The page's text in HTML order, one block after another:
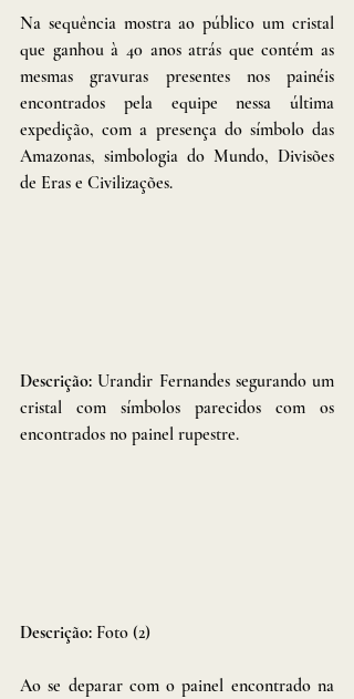
Na sequência mostra ao público um cristal
que ganhou à 40 anos atrás que contém as
mesmas gravuras presentes nos painéis
encontrados pela equipe nessa última
expedição, com a presença do símbolo das
Amazonas, simbologia do Mundo, Divisões
de Eras e Civilizações.
Descrição: Urandir Fernandes segurando um
cristal com símbolos parecidos com os
encontrados no painel rupestre.
Descrição: Foto (2)
Ao se deparar com o painel encontrado na